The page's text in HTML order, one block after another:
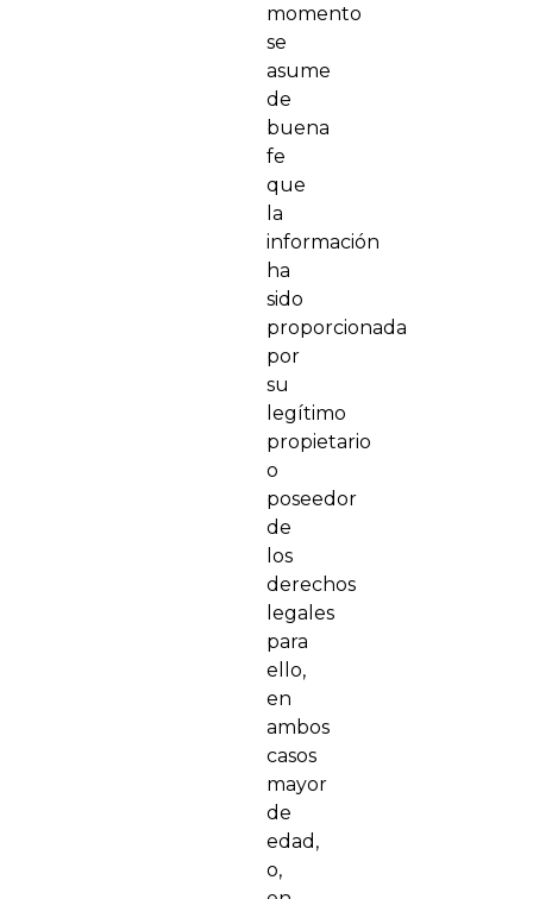
momento
se
asume
de
buena
fe
que
la
información
ha
sido
proporcionada
por
su
legítimo
propietario
o
poseedor
de
los
derechos
legales
para
ello,
en
ambos
casos
mayor
de
edad,
o,